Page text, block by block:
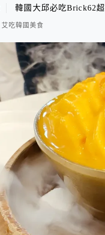
韓國大邱必吃Brick62
艾吃韓國美食